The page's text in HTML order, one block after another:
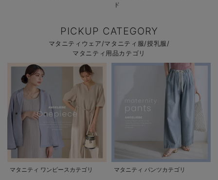
ド
PICKUP CATEGORY
マタニティウェア/マタニティ服/授乳服/
マタニティ用品カテゴリ
マタニティ ワンピースカテゴリ マタニティ パンツカテゴリ